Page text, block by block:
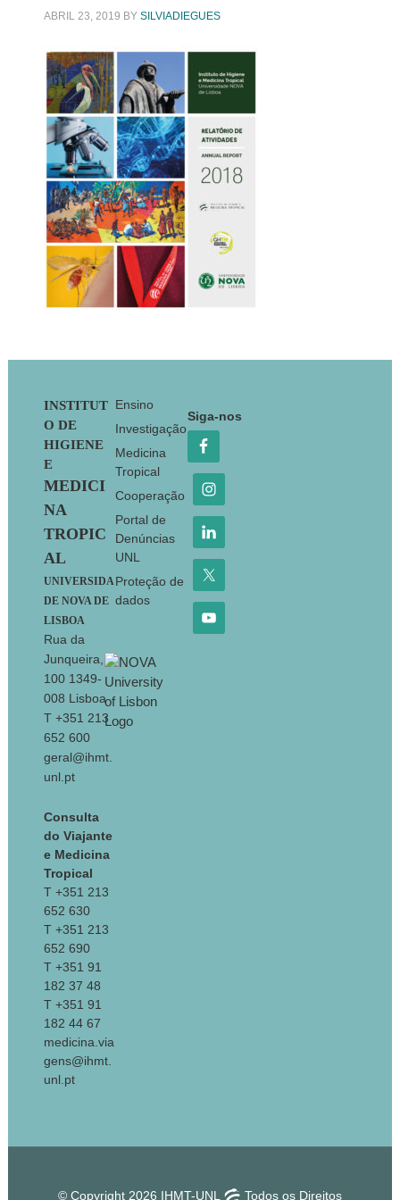
ABRIL 23, 2019 BY SILVIADIEGUES
Footer
INSTITUT
O DE
HIGIENE
E
MEDICI
NA
TROPIC
AL
UNIVERSIDA
DE NOVA DE
LISBOA
Rua da
Junqueira,
100 1349-
008 Lisboa
T +351 213
652 600
geral@ihmt.
unl.pt
Consulta
do Viajante
e Medicina
Tropical
T +351 213
652 630
T +351 213
652 690
T +351 91
182 37 48
T +351 91
182 44 67
medicina.via
gens@ihmt.
unl.pt
Ensino
Investigação
Medicina
Tropical
Cooperação
Portal de
Denúncias
UNL
Proteção de
dados
Siga-nos
© Copyright 2026 IHMT-UNL Todos os Direitos